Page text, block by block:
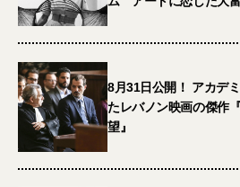
8月31日公開！ アカデ
たレバノン映画の傑作
望』